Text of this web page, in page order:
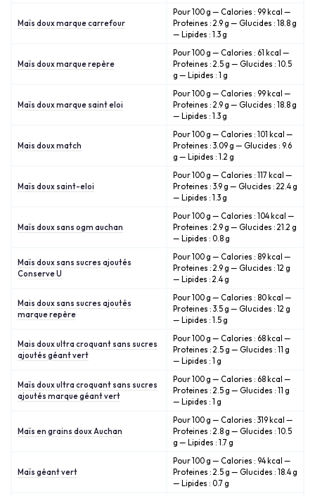
Maïs doux marque carrefour
Pour 100 g — Calories : 99 kcal —
Proteines : 2.9 g — Glucides : 18.8 g
— Lipides : 1.3 g
Maïs doux marque repère
Pour 100 g — Calories : 61 kcal —
Proteines : 2.5 g — Glucides : 10.5
g — Lipides : 1 g
Maïs doux marque saint eloi
Pour 100 g — Calories : 99 kcal —
Proteines : 2.9 g — Glucides : 18.8 g
— Lipides : 1.3 g
Mais doux match
Pour 100 g — Calories : 101 kcal —
Proteines : 3.09 g — Glucides : 9.6
g — Lipides : 1.2 g
Maïs doux saint-eloi
Pour 100 g — Calories : 117 kcal —
Proteines : 3.9 g — Glucides : 22.4 g
— Lipides : 1.3 g
Maïs doux sans ogm auchan
Pour 100 g — Calories : 104 kcal —
Proteines : 2.9 g — Glucides : 21.2 g
— Lipides : 0.8 g
Maïs doux sans sucres ajoutés
Conserve U
Pour 100 g — Calories : 89 kcal —
Proteines : 2.9 g — Glucides : 12 g
— Lipides : 2.4 g
Mais doux sans sucres ajoutés
marque repère
Pour 100 g — Calories : 80 kcal —
Proteines : 3.5 g — Glucides : 12 g
— Lipides : 1.5 g
Mais doux ultra croquant sans sucres
ajoutés géant vert
Pour 100 g — Calories : 68 kcal —
Proteines : 2.5 g — Glucides : 11 g
— Lipides : 1 g
Maïs doux ultra croquant sans sucres
ajoutés marque géant vert
Pour 100 g — Calories : 68 kcal —
Proteines : 2.5 g — Glucides : 11 g
— Lipides : 1 g
Maïs en grains doux Auchan
Pour 100 g — Calories : 319 kcal —
Proteines : 2.8 g — Glucides : 10.5
g — Lipides : 1.7 g
Maïs géant vert
Pour 100 g — Calories : 94 kcal —
Proteines : 2.5 g — Glucides : 18.4 g
— Lipides : 0.7 g